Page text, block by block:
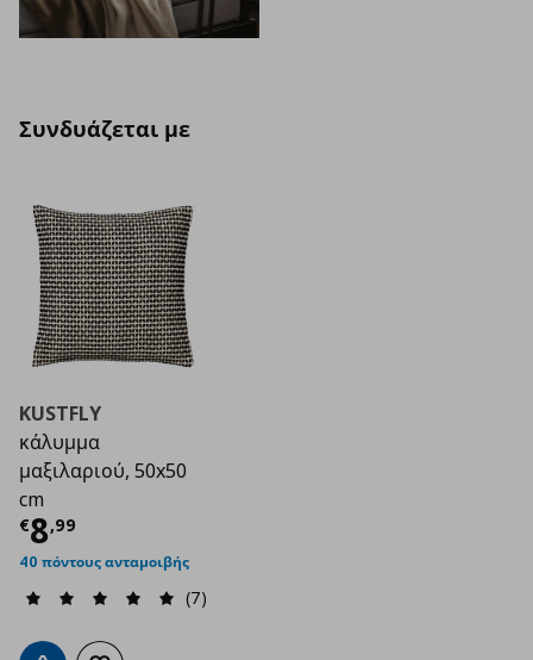
Συνδυάζεται με
KUSTFLY
κάλυμμα
μαξιλαριού, 50x50
cm
€8,99
Τρέχουσα τιμή
40 πόντους ανταμοιβής
(7)